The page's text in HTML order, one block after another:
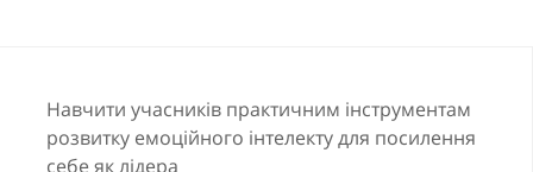
Навчити учасників практичним інструментам
розвитку емоційного інтелекту для посилення
себе як лідера